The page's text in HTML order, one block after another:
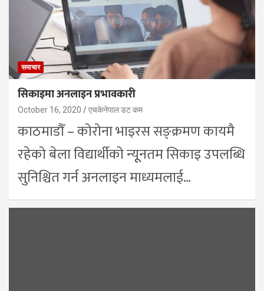
समाचार
सिकाइमा अनलाइन प्रभावकारी
October 16, 2020 एचकेनेपाल डट कम
काठमाडौँ – कोरोना भाइरस सङ्क्रमण कायमै
रहेको बेला विद्यार्थीको न्यूूनतम सिकाइ उपलब्धि
सुनिश्चित गर्न अनलाइन माध्यमलाई…